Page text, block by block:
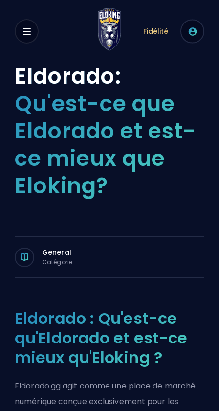
Fidélité
Eldorado:
Qu'est-ce que
Eldorado et est-
ce mieux que
Eloking?
General
Catégorie
Eldorado : Qu'est-ce
qu'Eldorado et est-ce
mieux qu'Eloking ?
Eldorado.gg agit comme une place de marché
numérique conçue exclusivement pour les